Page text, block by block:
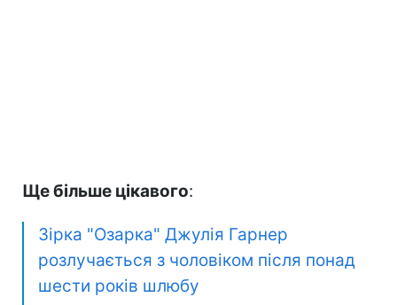
Ще більше цікавого:
Зірка "Озарка" Джулія Гарнер
розлучається з чоловіком після понад
шести років шлюбу